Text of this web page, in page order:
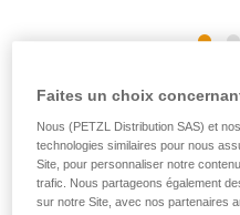
FREINO Z
Mousqueton avec ergot
Le mousqueton FREINO Z
Faites un choix
Nous (PETZL Distribution SAS) et
technologies similaires pour nous
Site, pour personnaliser notre
trafic. Nous partageons également
sur notre Site, avec nos partenaires